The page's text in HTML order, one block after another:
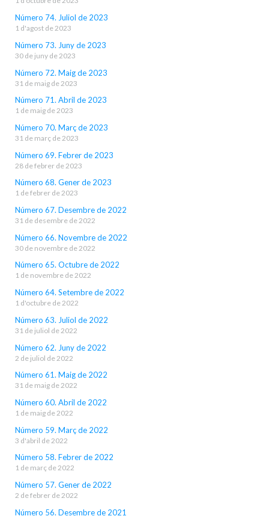
Número 74. Juliol de 2023
1 d'agost de 2023
Número 73. Juny de 2023
30 de juny de 2023
Número 72. Maig de 2023
31 de maig de 2023
Número 71. Abril de 2023
1 de maig de 2023
Número 70. Març de 2023
31 de març de 2023
Número 69. Febrer de 2023
28 de febrer de 2023
Número 68. Gener de 2023
1 de febrer de 2023
Número 67. Desembre de 2022
31 de desembre de 2022
Número 66. Novembre de 2022
30 de novembre de 2022
Número 65. Octubre de 2022
1 de novembre de 2022
Número 64. Setembre de 2022
1 d'octubre de 2022
Número 63. Juliol de 2022
31 de juliol de 2022
Número 62. Juny de 2022
2 de juliol de 2022
Número 61. Maig de 2022
31 de maig de 2022
Número 60. Abril de 2022
1 de maig de 2022
Número 59. Març de 2022
3 d'abril de 2022
Número 58. Febrer de 2022
1 de març de 2022
Número 57. Gener de 2022
2 de febrer de 2022
Número 56. Desembre de 2021